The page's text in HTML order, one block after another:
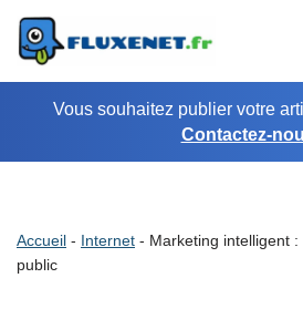
Aller
au
contenuVous souhaitez publier votre
Contactez-
Accueil - Internet - Marketing intelligent
public